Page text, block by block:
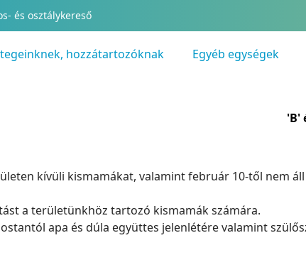
és osztálykereső
hozzátartozóknak Egyéb egységek
'B'
kívüli kismamákat, valamint február 10-től nem
a területünkhöz tartozó kismamák számára.
apa és dúla együttes jelenlétére valamint